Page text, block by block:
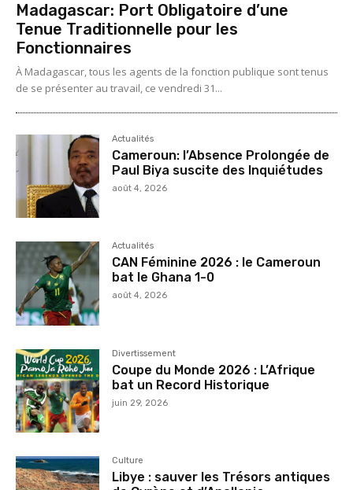
Madagascar: Port Obligatoire d’une
Tenue Traditionnelle pour les
Fonctionnaires
À Madagascar, tous les agents de la fonction publique sont tenus
de se présenter au travail, ce vendredi 31...
Actualités
Cameroun: l’Absence Prolongée de
Paul Biya suscite des Inquiétudes
août 4, 2026
Actualités
CAN Féminine 2026 : le Cameroun
bat le Ghana 1-0
août 4, 2026
Divertissement
Coupe du Monde 2026 : L’Afrique
bat un Record Historique
juin 29, 2026
Culture
Libye : sauver les Trésors antiques